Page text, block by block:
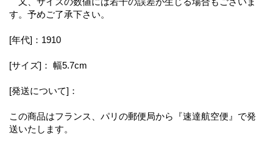
す。予めご了承下さい。
[年代]：1910
[サイズ]： 幅5.7cm
[発送について]：
この商品はフランス、パリの郵便局から『速達航空便』で発
送いたします。